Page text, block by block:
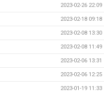
2023-02-26 22:09
2023-02-18 09:18
2023-02-08 13:30
2023-02-08 11:49
2023-02-06 13:31
2023-02-06 12:25
2023-01-19 11:33